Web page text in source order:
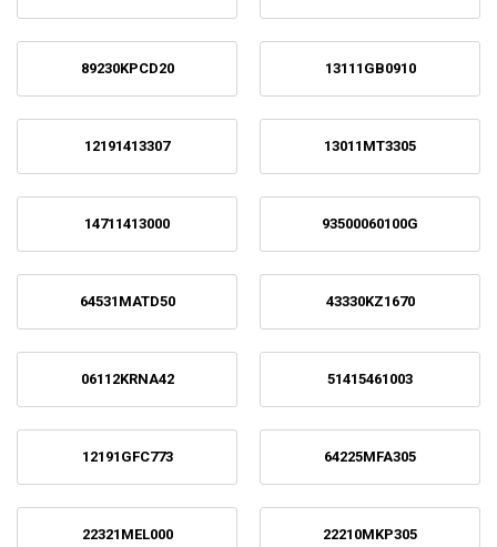
89230KPCD20 13111GB0910
12191413307 13011MT3305
14711413000 93500060100G
64531MATD50 43330KZ1670
06112KRNA42 51415461003
12191GFC773 64225MFA305
22321MEL000 22210MKP305